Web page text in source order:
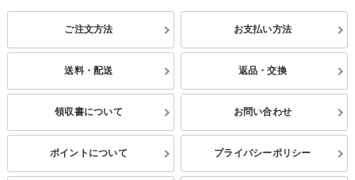
ご注文方法 お支払い方法
送料・配送 返品・交換
領収書について お問い合わせ
ポイントについて プライバシーポリシー